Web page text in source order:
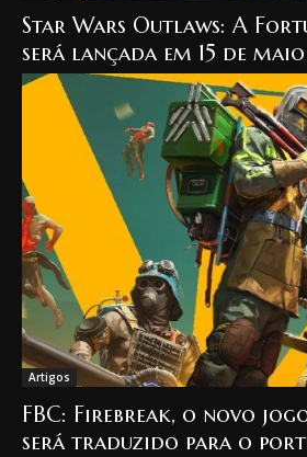
Star Wars Outlaws: A
será lançada em 15 de maio
Artigos
FBC: Firebreak, o novo
será traduzido para o